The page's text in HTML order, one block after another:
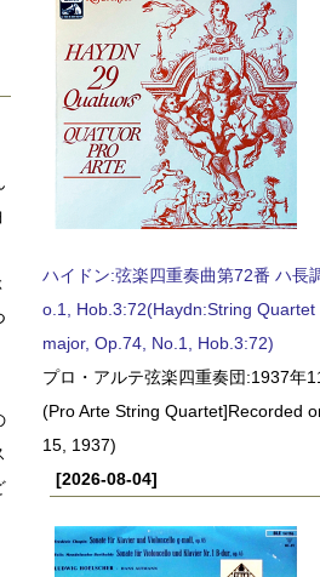
ハイドン:弦楽四重奏曲第72番 ハ長
o.1, Hob.3:72(Haydn:String Quartet
major, Op.74, No.1, Hob.3:72)
プロ・アルテ弦楽四重奏団:1937年
(Pro Arte String Quartet]Recorded
15, 1937)
[2026-08-04]